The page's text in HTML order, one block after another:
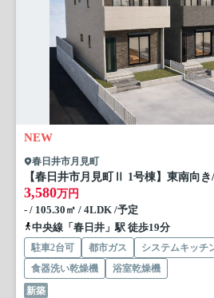
NEW
春日井市月見町
【春日井市月見町Ⅱ 1号棟】東南向
3,580万円
- / 105.30㎡ / 4LDK /予定
中央線「春日井」駅 徒歩19分
駐車2台可 都市ガス システムキッチ
食器洗い乾燥機
浴室乾燥機
新築